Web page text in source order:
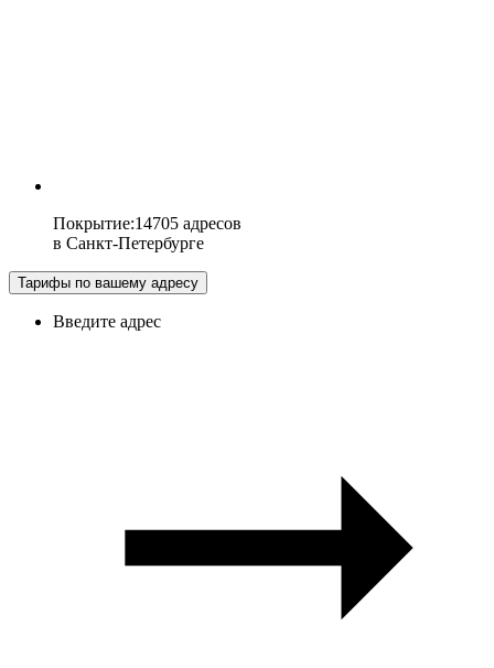
Покрытие:14705 адресов
в Санкт-Петербурге
Тарифы по вашему адресу
Введите адрес